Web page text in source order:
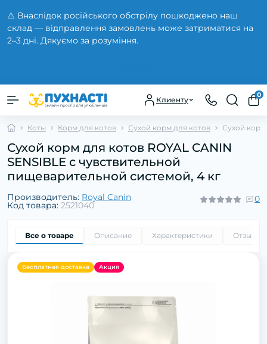
⚠️ Внаслідок російського обстрілу пошкоджено наш
склад — відправлення замовлень може затриматися на
2–3 дні. Дякуємо за розуміння.
Клиенту
0
Коты Корм для котов Сухой корм для котов Сухой корм
Сухой корм для котов ROYAL CANIN
SENSIBLE с чувствительной
пищеварительной системой, 4 кг
Производитель: Royal Canin
Код товара: 2521040
0
Все о товаре Описание Характеристики Отзывы
Бесплатная доставка Акция